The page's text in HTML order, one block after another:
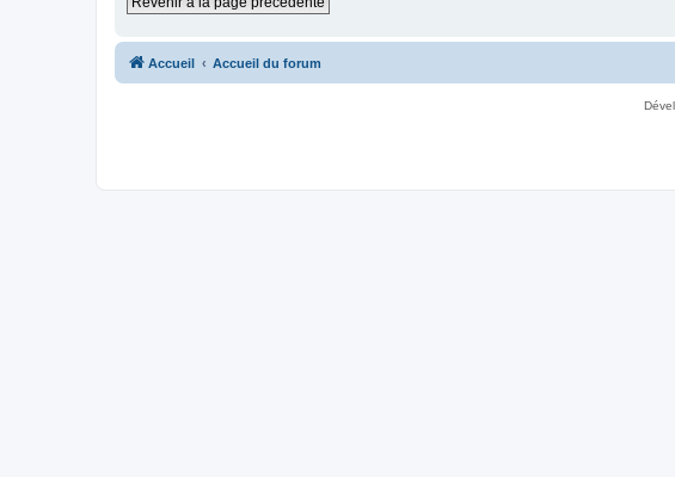
Accueil Accueil du forum